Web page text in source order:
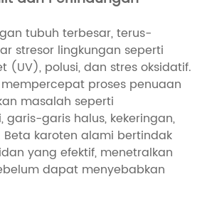
tubuh terbesar, terus-
stresor lingkungan seperti
(UV), polusi, dan stres oksidatif.
proses penuaan
masalah seperti
garis-garis halus, kekeringan,
Beta karoten alami bertindak
yang efektif, menetralkan
dapat menyebabkan